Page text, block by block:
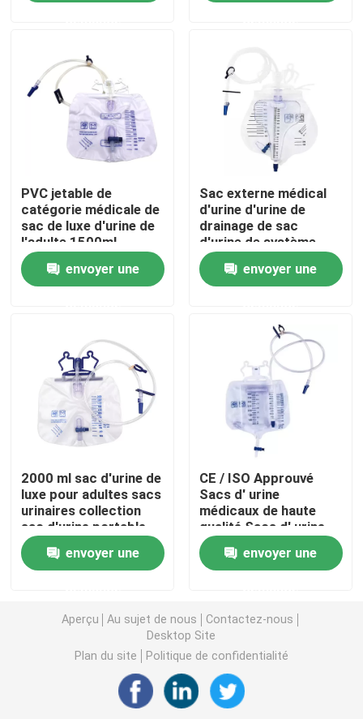
Visite de l'usine
Contrôle de la qualité
Nous contacter
Nouvelles
Masque à oxygène de Venturi
Masque à oxygène portatif
Cathéter d'anesthésie
Seringue stérile jetable
Ensemble de transfusion d'infusion
Bandage d'habillage chirurgical
Gauze Cotton Swab
PVC jetable de
catégorie médicale de
sac de luxe d'urine de
l'adulte 1500ml
2000ml
envoyer une
Sac externe médical
d'urine d'urine de
drainage de sac
d'urine de système
jetable médical de
mètre envoyer une
2000 ml sac d'urine de
luxe pour adultes sacs
urinaires collection
sac d'urine portable
envoyer une
CE / ISO Approuvé
Sacs d' urine
médicaux de haute
qualité Sacs d' urine
jetables Sacs de
collecte d' urine
envoyer une
Aperçu Au sujet de nous
Contactez-nous
Desktop Site
Plan du site
Politique de confidentialité